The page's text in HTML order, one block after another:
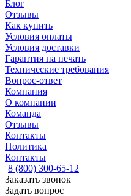
Блог
Отзывы
Как купить
Условия оплаты
Условия доставки
Гарантия на печать
Технические требования
Вопрос-ответ
Компания
О компании
Команда
Отзывы
Контакты
Политика
Контакты
8 (800) 300-65-12
Заказать звонок
Задать вопрос